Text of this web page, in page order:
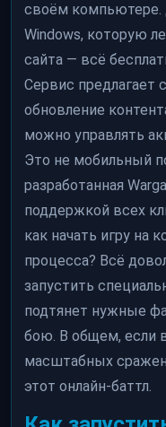
своём компьютере.
Windows, которую
сайта — всё
Сервис предлагает
обновление
можно управлять
Это не мобильный
разработанная
поддержкой всех
как начать игру на
процесса? Всё
запустить
подтянет нужные
бою. В общем, если
масштабных
этот онлайн-баттл.